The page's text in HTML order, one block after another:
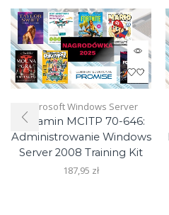
Microsoft Windows Server
Egzamin MCITP 70-646:
Administrowanie Windows
Server 2008 Training Kit
187,95 zł